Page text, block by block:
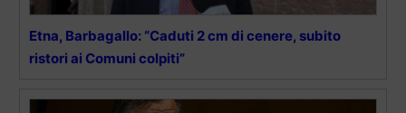
Etna, Barbagallo: “Caduti 2 cm di cenere, subito
ristori ai Comuni colpiti”